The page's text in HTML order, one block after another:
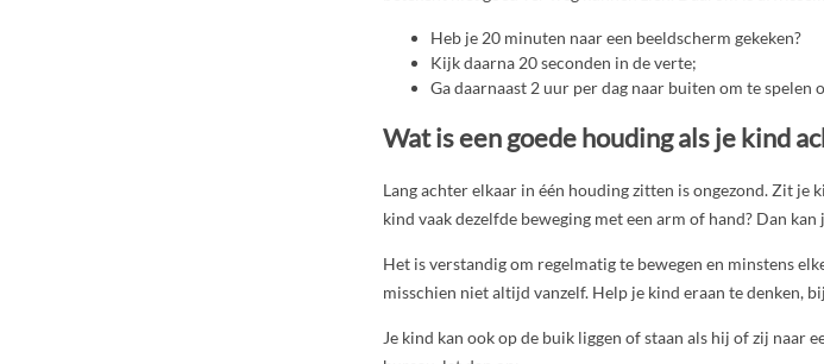
Heb je 20 minuten naar een beeldscherm gekeken?
Kijk daarna 20 seconden in de verte;
Ga daarnaast 2 uur per dag naar buiten om te spelen
Wat is een goede houding als je kind
Lang achter elkaar in één houding zitten is ongezond. Zit je
kind vaak dezelfde beweging met een arm of hand? Dan
Het is verstandig om regelmatig te bewegen en minstens
misschien niet altijd vanzelf. Help je kind eraan te denken,
Je kind kan ook op de buik liggen of staan als hij of zij naar